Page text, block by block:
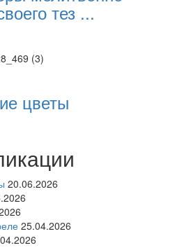
тез ...
цветы
20.06.2026
25.04.2026